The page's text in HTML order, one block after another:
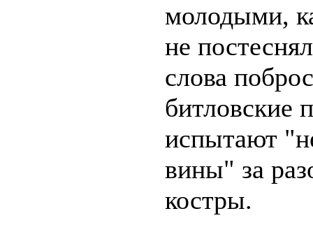
молодыми,
не
слова
битловские
испытают
вины" за
костры.